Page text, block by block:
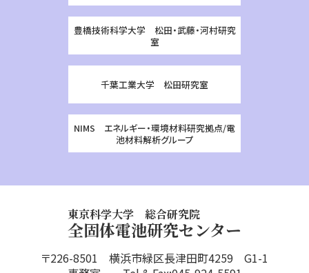
豊橋技術科学大学 松田・武藤・河村研究
室
千葉工業大学 松田研究室
NIMS エネルギー・環境材料研究拠点/電
池材料解析グループ
東京科学大学 総合研究院
全固体電池研究センター
〒226-8501 横浜市緑区長津田町4259 G1-1